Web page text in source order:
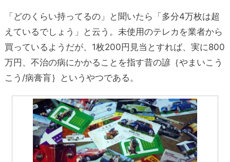
「どのくらい持ってるの」と聞いたら「多分4万枚は超
えているでしょう」と云う。未使用のテレカを業者から
買っているようだが、1枚200円見当とすれば、実に800
万円、不治の病にかかることを指す昔の諺｛やまいこう
こう/病膏肓｝というやつである。